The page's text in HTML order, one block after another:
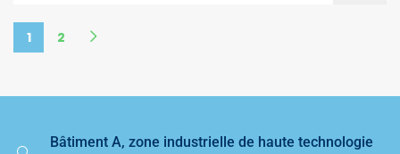
1 2
Bâtiment A, zone industrielle de haute technologie